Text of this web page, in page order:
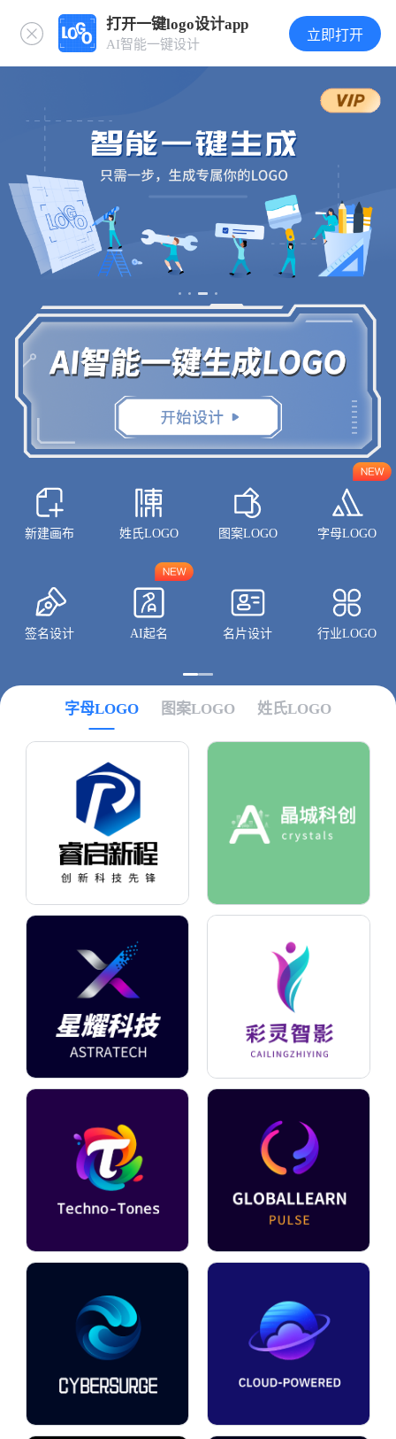
打开一键logo设计app
AI智能一键设计
立即打开
新建画布 姓氏LOGO 图案LOGO 字母LOGO
签名设计 AI起名 名片设计 行业LOGO
字母LOGO 图案LOGO 姓氏LOGO